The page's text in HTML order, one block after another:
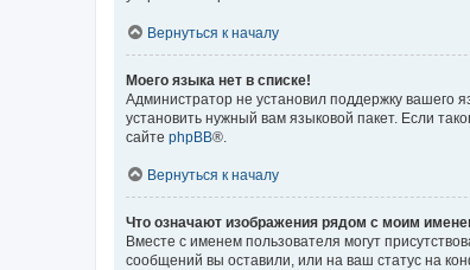
Вернуться к началу
Моего языка нет в списке!
Администратор не установил поддержку вашего
установить нужный вам языковой пакет. Если
сайте phpBB®.
Вернуться к началу
Что означают изображения рядом с моим
Вместе с именем пользователя могут
сообщений вы оставили, или на ваш статус на